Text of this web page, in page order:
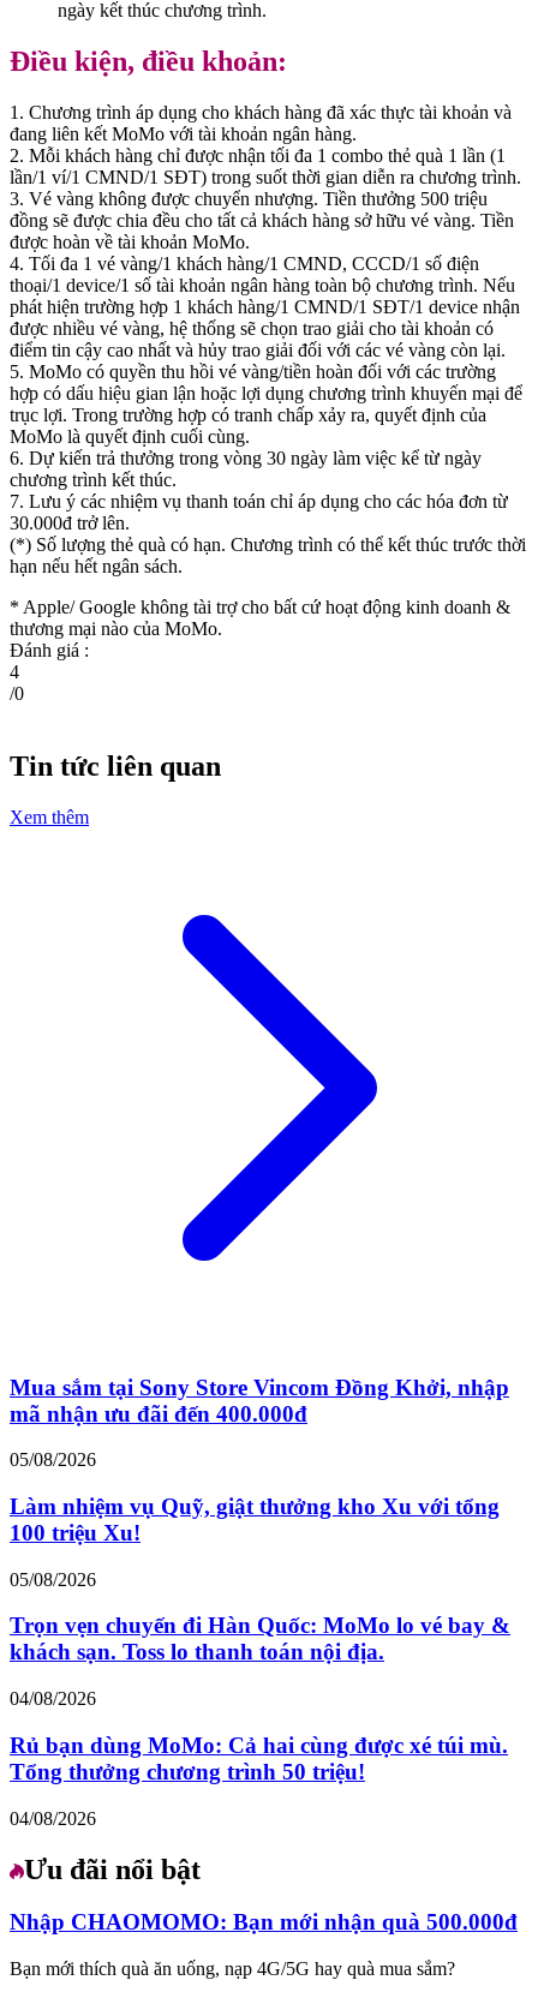
ngày kết thúc chương trình.
Điều kiện, điều khoản:
1. Chương trình áp dụng cho khách hàng đã xác thực tài khoản và
đang liên kết MoMo với tài khoản ngân hàng.
2. Mỗi khách hàng chỉ được nhận tối đa 1 combo thẻ quà 1 lần (1
lần/1 ví/1 CMND/1 SĐT) trong suốt thời gian diễn ra chương trình.
3. Vé vàng không được chuyển nhượng. Tiền thưởng 500 triệu
đồng sẽ được chia đều cho tất cả khách hàng sở hữu vé vàng. Tiền
được hoàn về tài khoản MoMo.
4. Tối đa 1 vé vàng/1 khách hàng/1 CMND, CCCD/1 số điện
thoại/1 device/1 số tài khoản ngân hàng toàn bộ chương trình. Nếu
phát hiện trường hợp 1 khách hàng/1 CMND/1 SĐT/1 device nhận
được nhiều vé vàng, hệ thống sẽ chọn trao giải cho tài khoản có
điểm tin cậy cao nhất và hủy trao giải đối với các vé vàng còn lại.
5. MoMo có quyền thu hồi vé vàng/tiền hoàn đối với các trường
hợp có dấu hiệu gian lận hoặc lợi dụng chương trình khuyến mại để
trục lợi. Trong trường hợp có tranh chấp xảy ra, quyết định của
MoMo là quyết định cuối cùng.
6. Dự kiến trả thưởng trong vòng 30 ngày làm việc kể từ ngày
chương trình kết thúc.
7. Lưu ý các nhiệm vụ thanh toán chỉ áp dụng cho các hóa đơn từ
30.000đ trở lên.
(*) Số lượng thẻ quà có hạn. Chương trình có thể kết thúc trước thời
hạn nếu hết ngân sách.
* Apple/ Google không tài trợ cho bất cứ hoạt động kinh doanh &
thương mại nào của MoMo.
Đánh giá :
4
/0
Tin tức liên quan
Xem thêm
Mua sắm tại Sony Store Vincom Đồng Khởi, nhập
mã nhận ưu đãi đến 400.000đ
05/08/2026
Làm nhiệm vụ Quỹ, giật thưởng kho Xu với tổng
100 triệu Xu!
05/08/2026
Trọn vẹn chuyến đi Hàn Quốc: MoMo lo vé bay &
khách sạn. Toss lo thanh toán nội địa.
04/08/2026
Rủ bạn dùng MoMo: Cả hai cùng được xé túi mù.
Tổng thưởng chương trình 50 triệu!
04/08/2026
Ưu đãi nổi bật
Nhập CHAOMOMO: Bạn mới nhận quà 500.000đ
Bạn mới thích quà ăn uống, nạp 4G/5G hay quà mua sắm?